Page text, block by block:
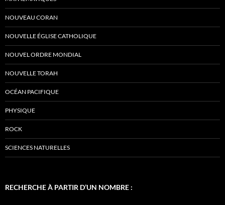
NOUVEAU CORAN
NOUVELLE ÉGLISE CATHOLIQUE
NOUVEL ORDRE MONDIAL
NOUVELLE TORAH
OCÉAN PACIFIQUE
PHYSIQUE
ROCK
SCIENCES NATURELLES
RECHERCHE À PARTIR D’UN NOMBRE :